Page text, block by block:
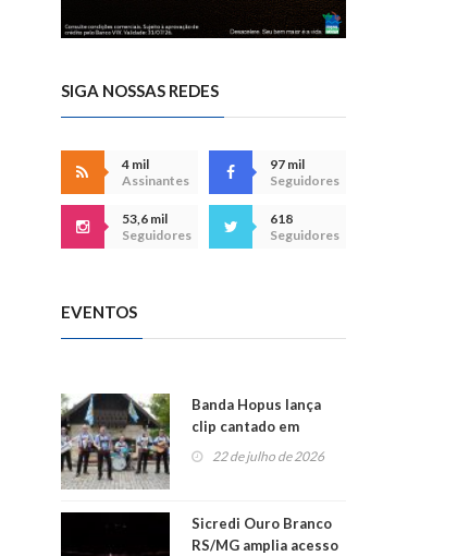
SIGA NOSSAS REDES
4 mil
Assinantes
97 mil
Seguidores
53,6 mil
Seguidores
618
Seguidores
EVENTOS
Banda Hopus lança
clip cantado em
alemão e inglês
22 de julho de 2026
Sicredi Ouro Branco
RS/MG amplia acesso